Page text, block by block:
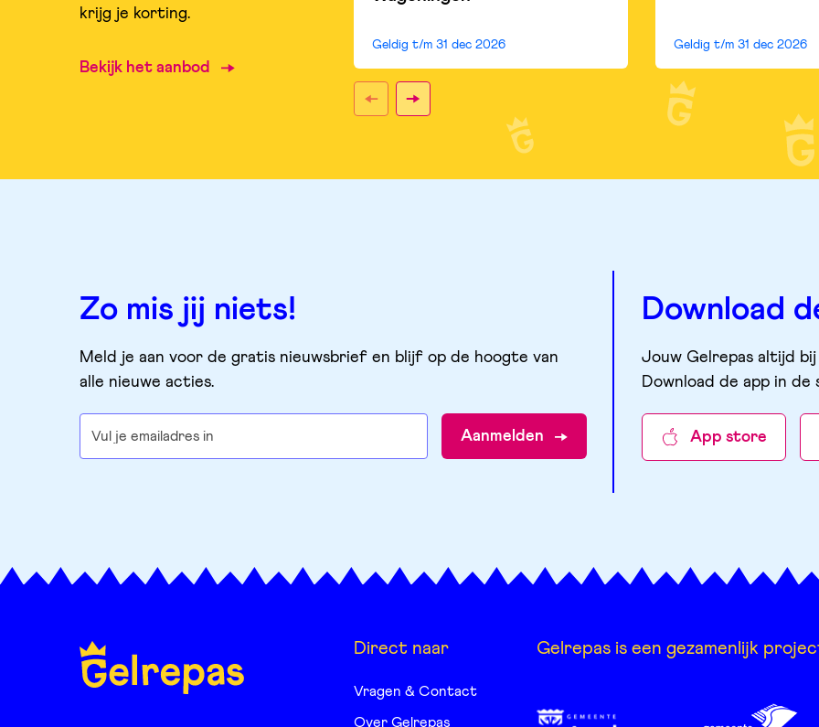
krijg je korting.
Bekijk het aanbod
Geldig t/m 31 dec 2026 Geldig t/m 31 dec 2026
Zo mis jij niets!
Meld je aan voor de gratis nieuwsbrief en blijf op de hoogte van
alle nieuwe acties.
Aanmelden
Download
Jouw Gelrepas altijd bij
Download de app in de
App store
Direct naar
Vragen & Contact
Over Gelrepas
Gelrepas is een gezamenlijk